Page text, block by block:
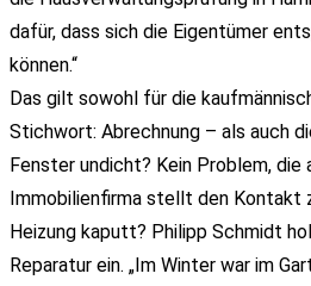
dafür, dass sich die Eigentümer
können.“
Das gilt sowohl für die
Stichwort: Abrechnung – als auch
Fenster undicht? Kein Problem,
Immobilienfirma stellt den Kontakt
Heizung kaputt? Philipp Schmidt
Reparatur ein. „Im Winter war im